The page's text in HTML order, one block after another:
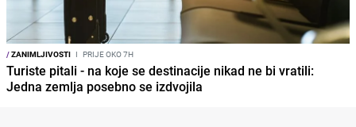
/ZANIMLJIVOSTI I PRIJE OKO 7H
Turiste pitali - na koje se destinacije nikad ne bi vratili:
Jedna zemlja posebno se izdvojila